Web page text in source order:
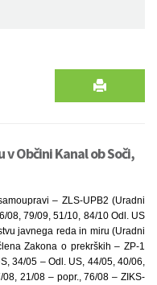
Občini Kanal ob Soči,
– ZLS-UPB2 (Uradni
08, 79/09, 51/10, 84/10 Odl. US
javnega reda in miru (Uradni
Zakona o prekrških – ZP-1
34/05 – Odl. US, 44/05, 40/06,
21/08 – popr., 76/08 – ZIKS-